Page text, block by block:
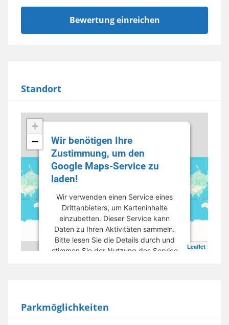
Standort
+
−
Leaflet
Wir benötigen Ihre
Zustimmung, um den
Google Maps-Service zu
laden!
Wir verwenden einen Service eines
Drittanbieters, um Karteninhalte
einzubetten. Dieser Service kann
Daten zu Ihren Aktivitäten sammeln.
Bitte lesen Sie die Details durch und
stimmen Sie der Nutzung des Service
Parkmöglichkeiten